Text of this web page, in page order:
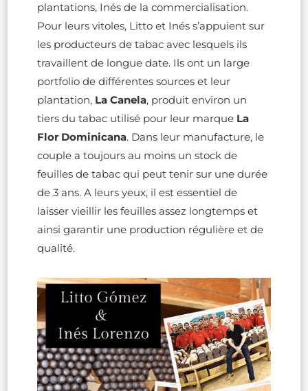
plantations, Inés de la commercialisation.
Pour leurs vitoles, Litto et Inés s’appuient sur
les producteurs de tabac avec lesquels ils
travaillent de longue date. Ils ont un large
portfolio de différentes sources et leur
plantation, La Canela, produit environ un
tiers du tabac utilisé pour leur marque La
Flor Dominicana. Dans leur manufacture, le
couple a toujours au moins un stock de
feuilles de tabac qui peut tenir sur une durée
de 3 ans. A leurs yeux, il est essentiel de
laisser vieillir les feuilles assez longtemps et
ainsi garantir une production régulière et de
qualité.